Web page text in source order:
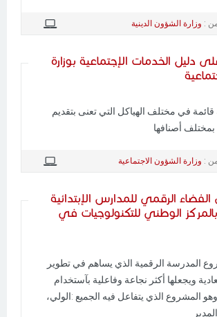
: وزارة الشؤون الدينية
دليل الخدمات الإجتماعية بوزارة
في مختلف الهياكل التي تعنى بتقديم
أصنافها
: وزارة الشؤون الاجتماعية
الفضاء الرقمي للمدارس الإبتدائية
الوطني للتكنولوجيات في
المدرسة الرقمية الذي يساهم في تطوير
ويجعلها أكثر نجاعة وفاعلية بآستخدام
المشروع الذي يتفاعل فيه الجميع :الولي،